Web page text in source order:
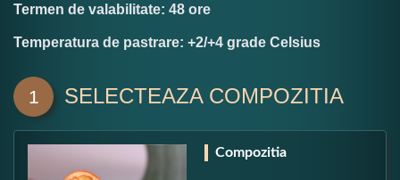
Termen de valabilitate: 48 ore
Temperatura de pastrare: +2/+4 grade Celsius
1 SELECTEAZA COMPOZITIA
Compozitia